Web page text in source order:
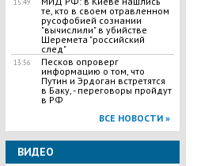
15:49
те, кто в своем отравленном
русофобией сознании
"вычислили" в убийстве
Шеремета "российский
след"
13:56
Песков опроверг
информацию о том, что
Путин и Эрдоган встретятся
в Баку, - переговоры пройдут
в РФ
ВСЕ НОВОСТИ »
ВИДЕО